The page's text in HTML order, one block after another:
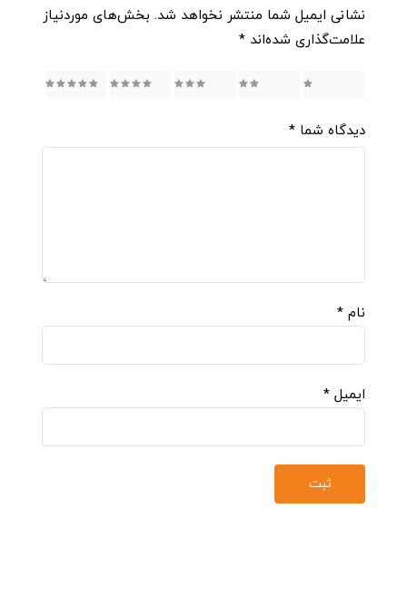
نشانی ایمیل شما منتشر نخواهد شد. بخش‌های موردنیاز
علامت‌گذاری شده‌اند *
5
دیدگاه شما *
نام *
ایمیل *